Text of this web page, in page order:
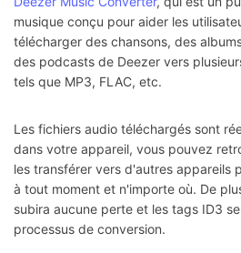
musique conçu pour aider les
télécharger des chansons, des
des podcasts de Deezer vers
tels que MP3, FLAC, etc.
Les fichiers audio téléchargés sont
dans votre appareil, vous pouvez
les transférer vers d'autres appareils
à tout moment et n'importe où. De
subira aucune perte et les tags ID3
processus de conversion.